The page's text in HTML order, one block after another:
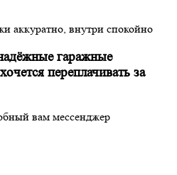
аккуратно, внутри спокойно
гаражные
переплачивать за
вам мессенджер